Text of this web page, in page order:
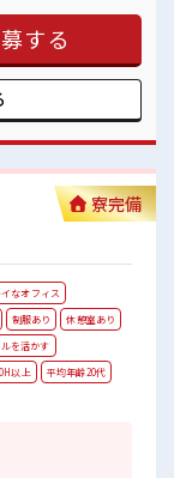
は備え付け！ 赴任
だ上で、 派遣先
スキルUPを目指し
職場！ 空調完備で
員食堂・ロッカー
する
寮完備
イなオフィス
制服あり
休憩室あり
を活かす
以上
平均年齢20代